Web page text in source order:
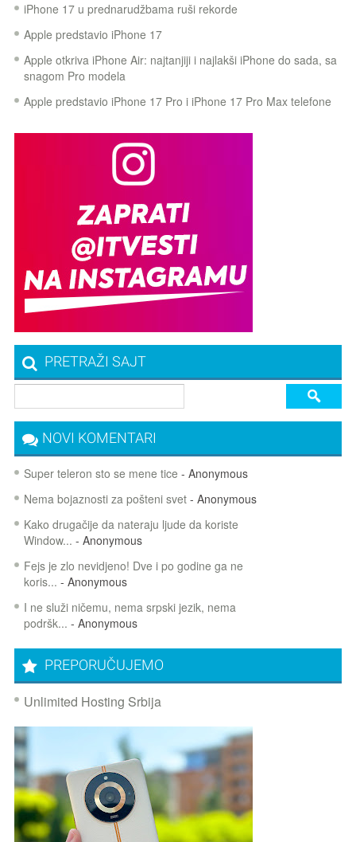
iPhone 17 u prednarudžbama ruši rekorde
Apple predstavio iPhone 17
Apple otkriva iPhone Air: najtanjiji i najlakši iPhone do sada, sa
snagom Pro modela
Apple predstavio iPhone 17 Pro i iPhone 17 Pro Max telefone
PRETRAŽI SAJT
NOVI KOMENTARI
Super teleron sto se mene tice - Anonymous
Nema bojaznosti za pošteni svet- Anonymous
Kako drugačije da nateraju ljude da koriste
Window... - Anonymous
Fejs je zlo nevidjeno! Dve i po godine ga ne
koris... - Anonymous
I ne služi ničemu, nema srpski jezik, nema
podršk... - Anonymous
PREPORUČUJEMO
Unlimited Hosting Srbija